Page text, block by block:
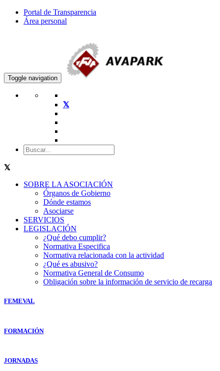
Portal de Transparencia
Área personal
Toggle navigation
SOBRE LA ASOCIACIÓN
Órganos de Gobierno
Dónde estamos
Asociarse
SERVICIOS
LEGISLACIÓN
¿Qué debo cumplir?
Normativa Especifica
Normativa relacionada con la actividad
¿Qué es abusivo?
Normativa General de Consumo
Obligación sobre la información de servicio de recarga
FEMEVAL
FORMACIÓN
JORNADAS